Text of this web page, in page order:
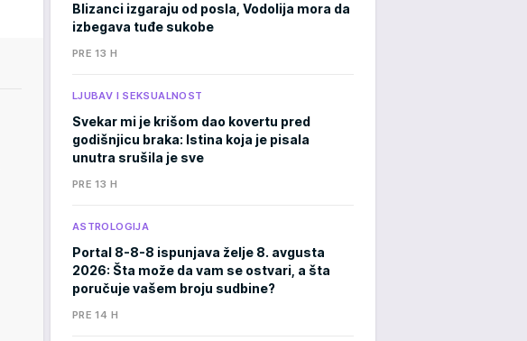
Blizanci izgaraju od posla, Vodolija mora da
izbegava tuđe sukobe
PRE 13 H
LJUBAV I SEKSUALNOST
Svekar mi je krišom dao kovertu pred
godišnjicu braka: Istina koja je pisala
unutra srušila je sve
PRE 13 H
ASTROLOGIJA
Portal 8-8-8 ispunjava želje 8. avgusta
2026: Šta može da vam se ostvari, a šta
poručuje vašem broju sudbine?
PRE 14 H